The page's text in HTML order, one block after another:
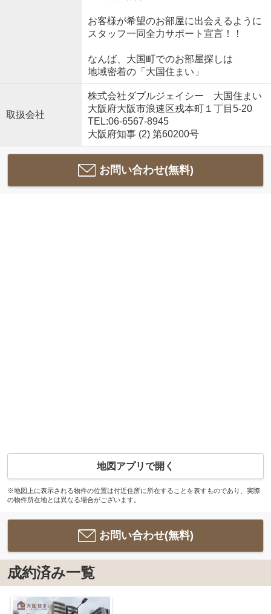
お客様が希望のお部屋に出会えるように
スタッフ一同全力サポート宣言！！
なんば、大国町でのお部屋探しは
地域密着の「大国住まい」
取扱会社
株式会社ダブルジェイシー 大国住まい
大阪府大阪市浪速区戎本町１丁目5-20
TEL:06-6567-8945
大阪府知事 (2) 第60200号
お問い合わせ(無料)
地図アプリで開く
※地図上に表示される物件の位置は付近住所に所在することを表すものであり、実際
の物件所在地とは異なる場合がございます。
お問い合わせ(無料)
成約済み一覧